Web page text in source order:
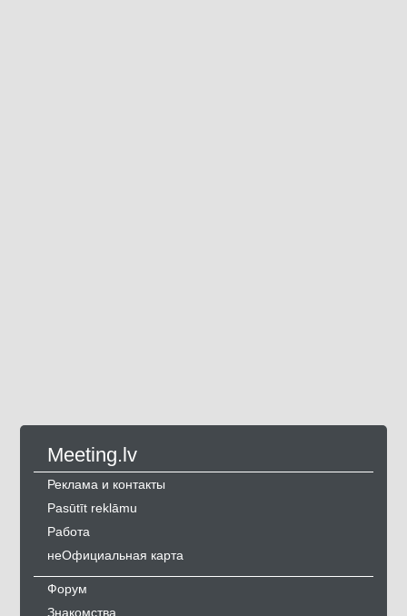
Meeting.lv
Реклама и контакты
Pasūtīt reklāmu
Работа
неОфициальная карта
Форум
Знакомства